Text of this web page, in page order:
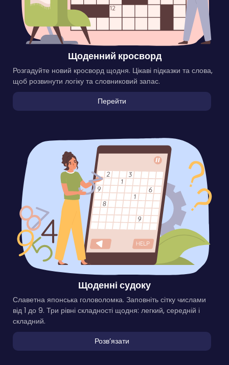
Щоденний кросворд
Розгадуйте новий кросворд щодня. Цікаві підказки та слова,
щоб розвинути логіку та словниковий запас.
Перейти
Щоденні судоку
Славетна японська головоломка. Заповніть сітку числами
від 1 до 9. Три рівні складності щодня: легкий, середній і
складний.
Розвʼязати